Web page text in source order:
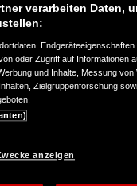
(über
verarbeiten Daten,
oder Zugriff auf Informationen
und Inhalte, Messung von
Zielgruppenforschung
anzeigen